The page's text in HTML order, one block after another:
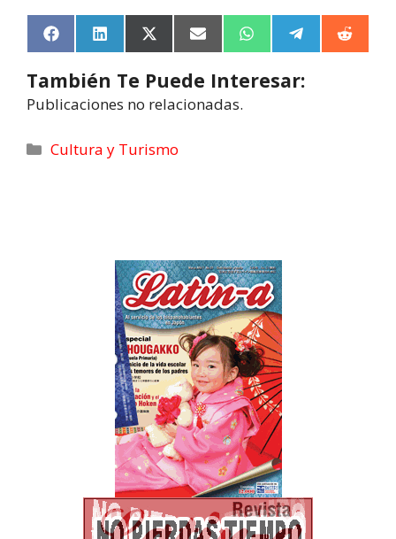
F
a
e
b
o
k
L
i
k
e
d
n
X
(
w
i
t
e
r
E
m
a
l
W
h
t
e
e
R
e
También Te Puede Interesar:
Publicaciones no relacionadas.
Cultura y Turismo